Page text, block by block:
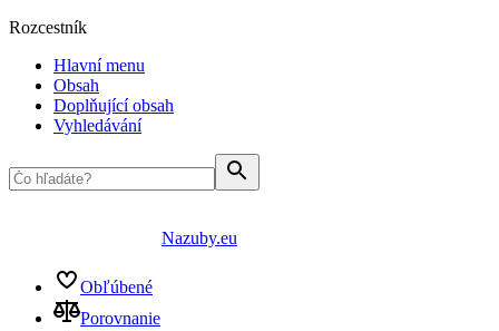
Rozcestník
Hlavní menu
Obsah
Doplňující obsah
Vyhledávání
Nazuby.eu
Obľúbené
Porovnanie